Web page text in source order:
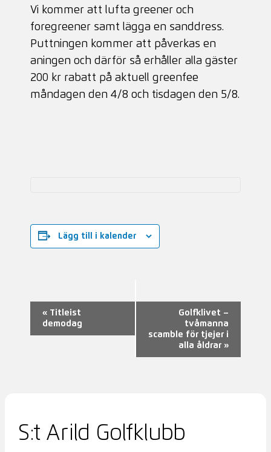
Vi kommer att lufta greener och
foregreener samt lägga en sanddress.
Puttningen kommer att påverkas en
aningen och därför så erhåller alla gäster
200 kr rabatt på aktuell greenfee
måndagen den 4/8 och tisdagen den 5/8.
Lägg till i kalender
Evenemang-
navigering
« Titleist
demodag
Golfklivet –
tvåmanna
scamble för tjejer i
alla åldrar »
S:t Arild Golfklubb